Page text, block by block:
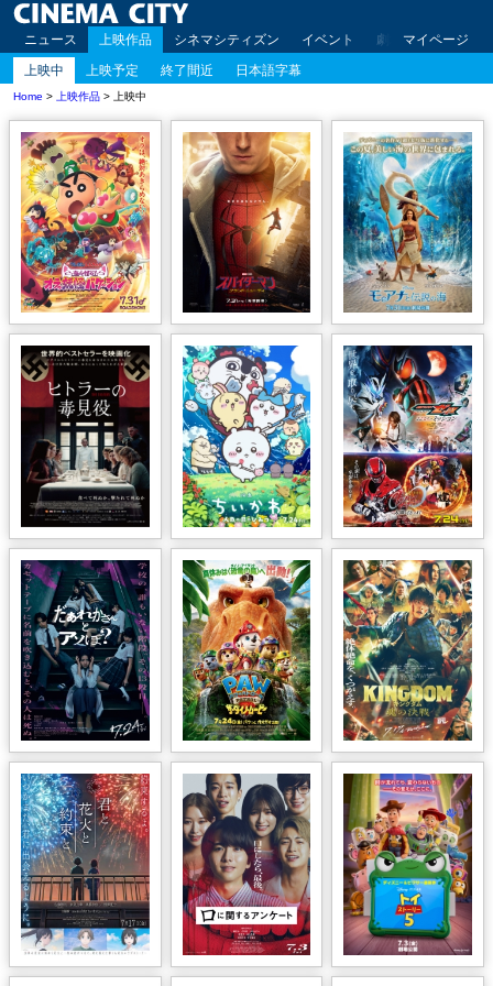
ニュース 上映作品 シネマシティズン イベント 劇場案内 アク
マイページ
上映中
上映予定 終了間近 日本語字幕
Home > 上映作品 > 上映中